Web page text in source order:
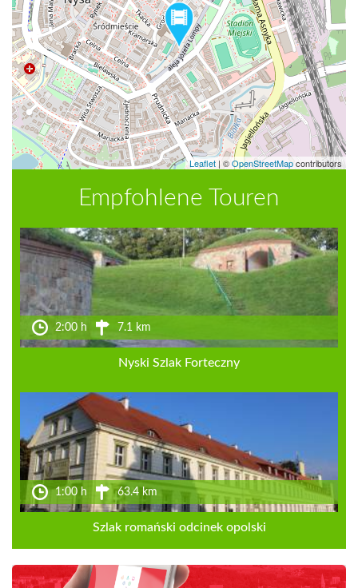
Leaflet | ©OpenStreetMapcontributors
Empfohlene Touren
2:00 h 7.1 km
Nyski Szlak Forteczny
1:00 h 63.4 km
Szlak romański odcinek opolski